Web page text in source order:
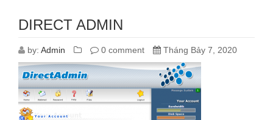
DIRECT ADMIN
by: Admin 0 comment Tháng Bảy 7, 2020